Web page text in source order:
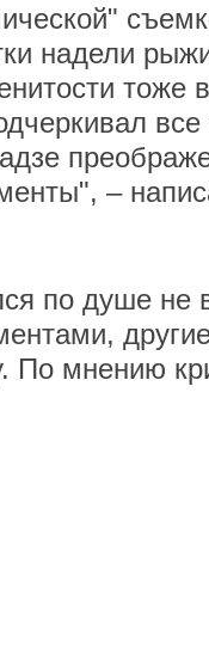
надели
тоже
все
–
по душе не
По мнению